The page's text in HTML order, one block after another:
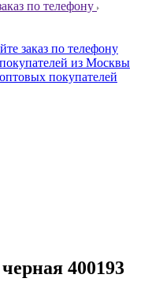
по телефону
заказ по телефону
из Москвы
покупателей
400193